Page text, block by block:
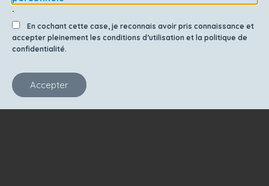
.
En cochant cette case, je reconnais avoir pris connaissance et
accepter pleinement les conditions d’utilisation et la politique de
confidentialité.
Accepter